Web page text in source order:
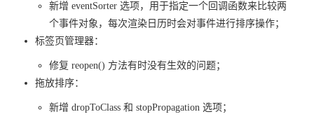
新增 eventSorter 选项，用于指定一个回调函数来比较两
个事件对象，每次渲染日历时会对事件进行排序操作；
标签页管理器：
修复 reopen() 方法有时没有生效的问题；
拖放排序：
新增 dropToClass 和 stopPropagation 选项；